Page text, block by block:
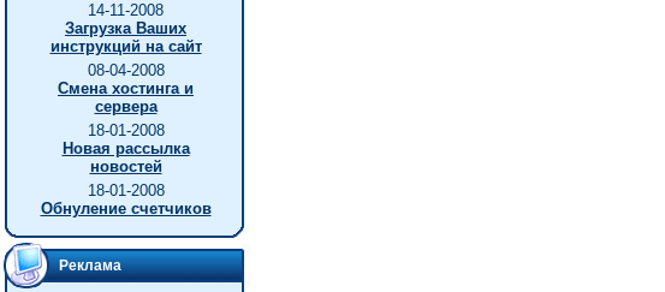
14-11-2008
Загрузка Ваших
инструкций на сайт
08-04-2008
Смена хостинга и
сервера
18-01-2008
Новая рассылка
новостей
18-01-2008
Обнуление счетчиков
Реклама